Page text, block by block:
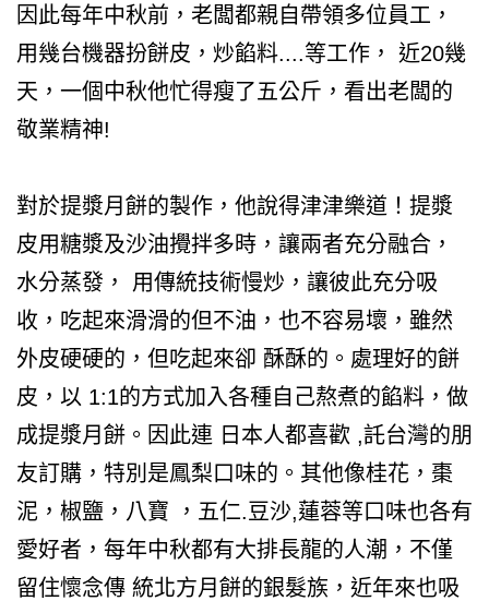
因此每年中秋前，老闆都親自帶領多位員工，
用幾台機器扮餅皮，炒餡料....等工作， 近20幾
天，一個中秋他忙得瘦了五公斤，看出老闆的
敬業精神!
對於提漿月餅的製作，他說得津津樂道！提漿
皮用糖漿及沙油攪拌多時，讓兩者充分融合，
水分蒸發， 用傳統技術慢炒，讓彼此充分吸
收，吃起來滑滑的但不油，也不容易壞，雖然
外皮硬硬的，但吃起來卻 酥酥的。處理好的餅
皮，以 1:1的方式加入各種自己熬煮的餡料，做
成提漿月餅。因此連 日本人都喜歡 ,託台灣的朋
友訂購，特別是鳳梨口味的。其他像桂花，棗
泥，椒鹽，八寶 ，五仁.豆沙,蓮蓉等口味也各有
愛好者，每年中秋都有大排長龍的人潮，不僅
留住懷念傳 統北方月餅的銀髮族，近年來也吸